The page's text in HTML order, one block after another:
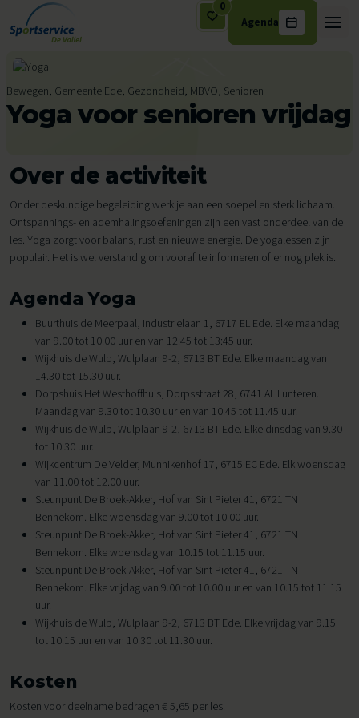
Ga naar de inhoud
0
Agenda
Bewegen, Gemeente Ede, Gezondheid, MBVO, Senioren
Yoga voor senioren vrijdag
Over de activiteit
Onder deskundige begeleiding werk je aan een soepel en sterk lichaam.
Ontspannings- en ademhalingsoefeningen zijn een vast onderdeel van de
les. Yoga zorgt voor balans, rust en nieuwe energie. De yogalessen zijn
populair. Het is wel verstandig om vooraf te informeren of er nog plek is.
Agenda Yoga
Buurthuis de Meerpaal, Industrielaan 1, 6717 EL Ede. Elke maandag
van 9.00 tot 10.00 uur en van 12:45 tot 13:45 uur.
Wijkhuis de Wulp, Wulplaan 9-2, 6713 BT Ede. Elke maandag van
14.30 tot 15.30 uur.
Dorpshuis Het Westhoffhuis, Dorpsstraat 28, 6741 AL Lunteren.
Maandag van 9.30 tot 10.30 uur en van 10.45 tot 11.45 uur.
Wijkhuis de Wulp, Wulplaan 9-2, 6713 BT Ede. Elke dinsdag van 9.30
tot 10.30 uur.
Wijkcentrum De Velder, Munnikenhof 17, 6715 EC Ede. Elk woensdag
van 11.00 tot 12.00 uur.
Steunpunt De Broek-Akker, Hof van Sint Pieter 41, 6721 TN
Bennekom. Elke woensdag van 9.00 tot 10.00 uur.
Steunpunt De Broek-Akker, Hof van Sint Pieter 41, 6721 TN
Bennekom. Elke woensdag van 10.15 tot 11.15 uur.
Steunpunt De Broek-Akker, Hof van Sint Pieter 41, 6721 TN
Bennekom. Elke vrijdag van 9.00 tot 10.00 uur en van 10.15 tot 11.15
uur.
Wijkhuis de Wulp, Wulplaan 9-2, 6713 BT Ede. Elke vrijdag van 9.15
tot 10.15 uur en van 10.30 tot 11.30 uur.
Kosten
Kosten voor deelname bedragen € 5,65 per les.